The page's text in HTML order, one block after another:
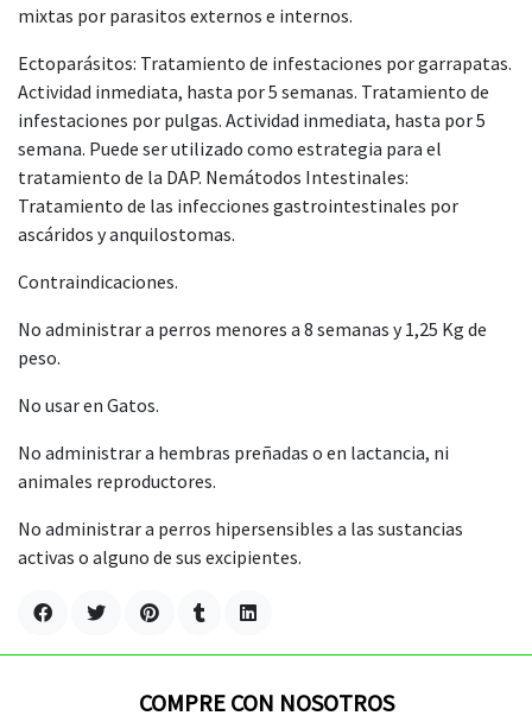
mixtas por parasitos externos e internos.
Ectoparásitos: Tratamiento de infestaciones por garrapatas.
Actividad inmediata, hasta por 5 semanas. Tratamiento de
infestaciones por pulgas. Actividad inmediata, hasta por 5
semana. Puede ser utilizado como estrategia para el
tratamiento de la DAP. Nemátodos Intestinales:
Tratamiento de las infecciones gastrointestinales por
ascáridos y anquilostomas.
Contraindicaciones.
No administrar a perros menores a 8 semanas y 1,25 Kg de
peso.
No usar en Gatos.
No administrar a hembras preñadas o en lactancia, ni
animales reproductores.
No administrar a perros hipersensibles a las sustancias
activas o alguno de sus excipientes.
COMPRE CON NOSOTROS